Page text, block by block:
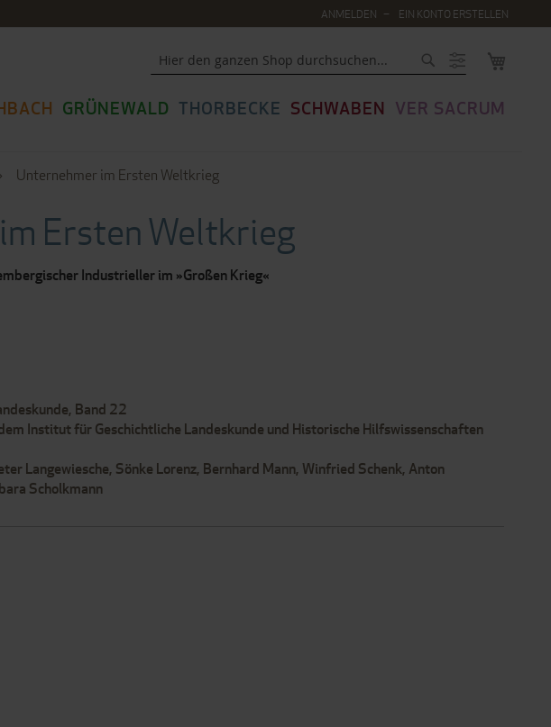
ANMELDEN EIN KONTO ERSTELLEN
GRÜNEWALD THORBECKE SCHWABEN VER SACRUM
Unternehmer im Ersten Weltkrieg
Ersten Weltkrieg
Industrieller im »Großen Krieg«
Band 22
Institut für Geschichtliche Landeskunde und Historische Hilfswissenschaften
Langewiesche, Sönke Lorenz, Bernhard Mann, Winfried Schenk, Anton
Scholkmann